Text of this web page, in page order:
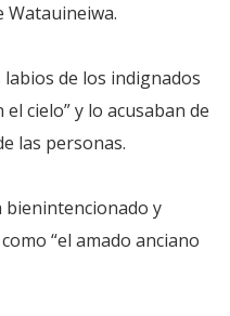
Watauineiwa.
de los indignados
cielo” y lo acusaban de
las personas.
bienintencionado y
“el amado anciano